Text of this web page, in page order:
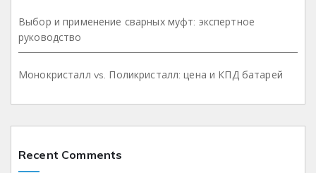
Выбор и применение сварных муфт: экспертное
руководство
Монокристалл vs. Поликристалл: цена и КПД батарей
Recent Comments